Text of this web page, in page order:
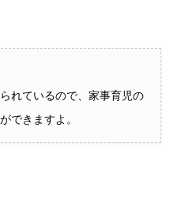
れているので、家事育児の
できますよ。